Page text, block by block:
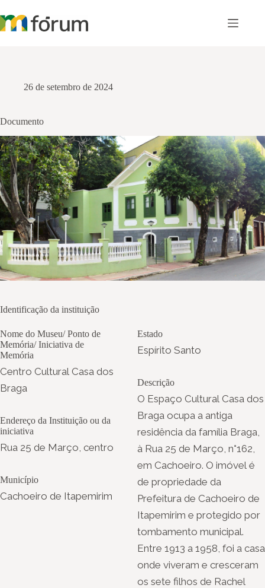
para
o
26 de setembro de 2024
Documento
Identificação da instituição
Nome do Museu/ Ponto de
Memória/ Iniciativa de
Memória
Centro Cultural Casa dos
Braga
Endereço da Instituição ou da
iniciativa
Rua 25 de Março, centro
Município
Cachoeiro de Itapemirim
Estado
Espírito Santo
Descrição
O Espaço Cultural Casa dos
Braga ocupa a antiga
residência da família Braga,
à Rua 25 de Março, n°162,
em Cachoeiro. O imóvel é
de propriedade da
Prefeitura de Cachoeiro de
Itapemirim e protegido por
tombamento municipal.
Entre 1913 a 1958, foi a casa
onde viveram e cresceram
os sete filhos de Rachel